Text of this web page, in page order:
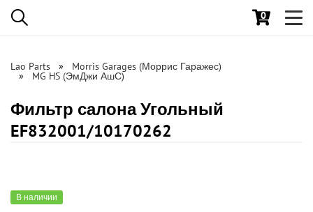
0
Lao Parts Morris Garages (Моррис Гаражес)
MG HS (ЭмДжи АшС)
Фильтр салона Угольный
EF832001/10170262
В наличии